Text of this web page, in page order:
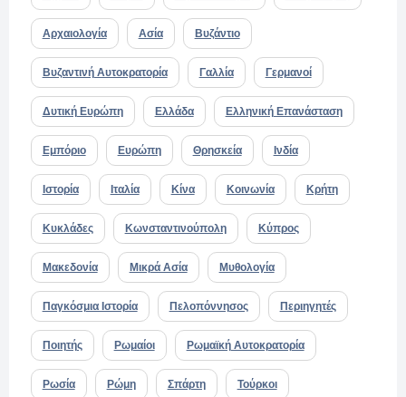
Αρχαιολογία Ασία Βυζάντιο
Βυζαντινή Αυτοκρατορία Γαλλία Γερμανοί
Δυτική Ευρώπη Ελλάδα Ελληνική Επανάσταση
Εμπόριο Ευρώπη Θρησκεία Ινδία
Ιστορία Ιταλία Κίνα Κοινωνία Κρήτη
Κυκλάδες Κωνσταντινούπολη Κύπρος
Μακεδονία Μικρά Ασία Μυθολογία
Παγκόσμια Ιστορία Πελοπόννησος Περιηγητές
Ποιητής Ρωμαίοι Ρωμαϊκή Αυτοκρατορία
Ρωσία Ρώμη Σπάρτη Τούρκοι